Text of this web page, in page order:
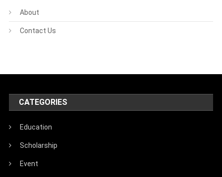
About
Contact Us
CATEGORIES
Education
Scholarship
Event